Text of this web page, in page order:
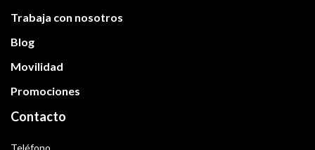
Trabaja con nosotros
Blog
Movilidad
Promociones
Contacto
Teléfono